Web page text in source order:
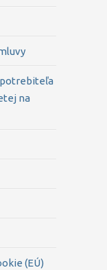
na
(EÚ)